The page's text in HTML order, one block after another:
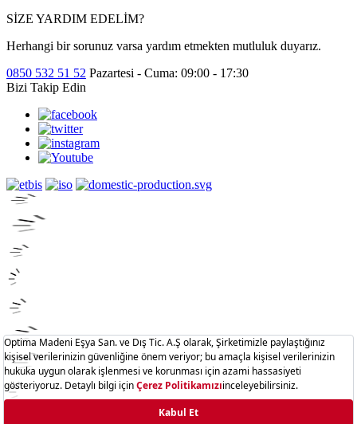
SİZE YARDIM EDELİM?
Herhangi bir sorunuz varsa yardım etmekten mutluluk duyarız.
0850 532 51 52 Pazartesi - Cuma: 09:00 - 17:30
Bizi Takip Edin